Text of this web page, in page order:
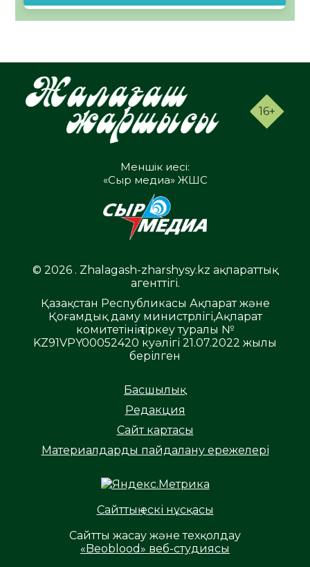
16+
Меншік иесі:
«Сыр медиа» ЖШС
© 2026 . Zhalagash-zharshysy.kz ақпараттық
агенттігі.
Қазақстан Республикасы Ақпарат және
Қоғамдық даму министрлігі,Ақпарат
комитетінің тіркеу туралы №
KZ91VPY00052420 куәлігі 21.07.2022 жылы
берілген
Басшылық
Редакция
Сайт картасы
Материалдарды пайдалану ережелері
Сайттың ескі нұсқасы
Сайтты жасау және техқолдау
«Beoblood» веб-студиясы